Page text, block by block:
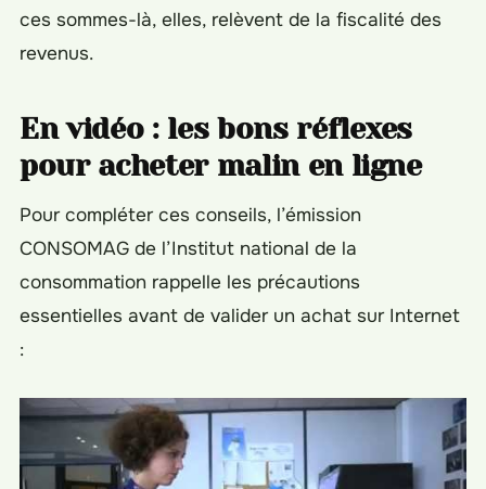
ces sommes-là, elles, relèvent de la fiscalité des
revenus.
En vidéo : les bons réflexes
pour acheter malin en ligne
Pour compléter ces conseils, l’émission
CONSOMAG de l’Institut national de la
consommation rappelle les précautions
essentielles avant de valider un achat sur Internet
: